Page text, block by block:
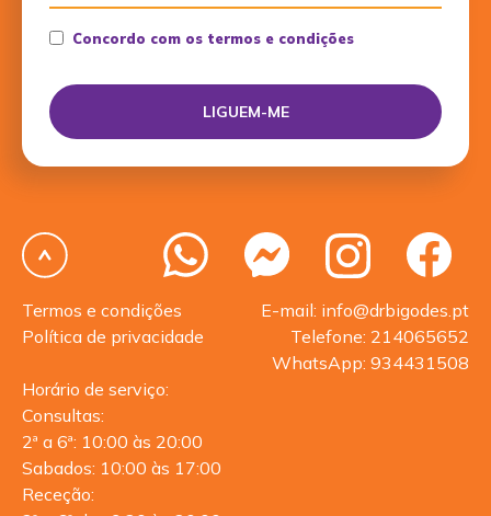
Concordo com os termos e condições
Termos e condições
Política de privacidade
E-mail: info@drbigodes.pt
Telefone: 214065652
WhatsApp: 934431508
Horário de serviço:
Consultas:
2ª a 6ª: 10:00 às 20:00
Sabados: 10:00 às 17:00
Receção: